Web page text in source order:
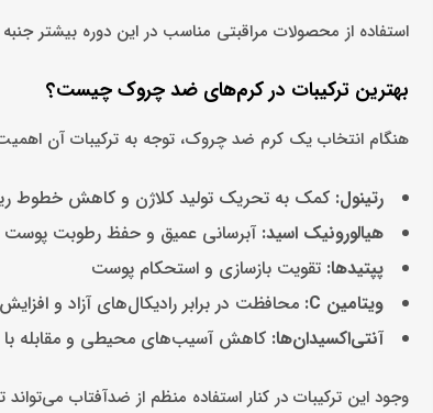
استفاده از محصولات مراقبتی مناسب در این دوره بیشتر
بهترین ترکیبات در کرم‌های ضد چروک چیست؟
هنگام انتخاب یک کرم ضد چروک، توجه به ترکیبات آن اهمیت
رتینول: کمک به تحریک تولید کلاژن و کاهش خطوط
هیالورونیک اسید: آبرسانی عمیق و حفظ رطوبت پوست
پپتیدها: تقویت بازسازی و استحکام پوست
ویتامین
محافظت در برابر رادیکال‌های آزاد و
آنتی‌اکسیدان‌ها: کاهش آسیب‌های محیطی و مقابله
وجود این ترکیبات در کنار استفاده منظم از ضدآفتاب